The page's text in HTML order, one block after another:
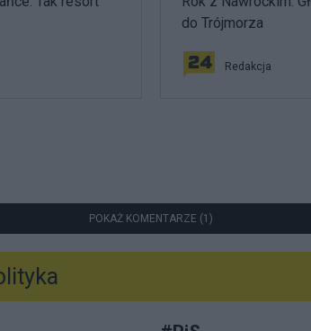
do Trójmorza
Redakcja
POKAŻ KOMENTARZE (1)